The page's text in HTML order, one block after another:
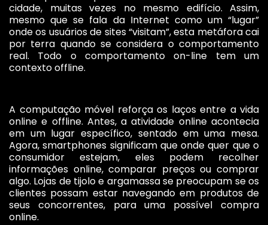
cidade, muitas vezes no mesmo edifício. Assim,
mesmo que se fala da Internet como um “lugar”
onde os usuários de sites “visitam”, esta metáfora cai
por terra quando se considera o comportamento
real. Todo o comportamento on-line tem um
contexto offline.
A computação móvel reforça os laços entre a vida
online e offline. Antes, a atividade online acontecia
em um lugar específico, sentado em uma mesa.
Agora, smartphones significam que onde quer que o
consumidor estejam, eles podem recolher
informações online, comparar preços ou comprar
algo. Lojas de tijolo e argamassa se preocupam se os
clientes possam estar navegando em produtos de
seus concorrentes, para uma possível compra
online.